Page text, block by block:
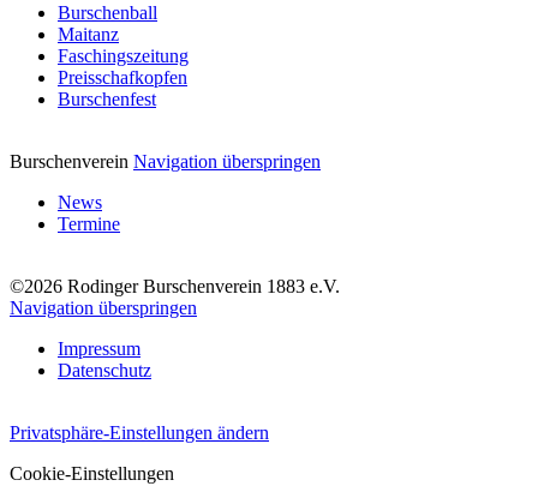
Burschenball
Maitanz
Faschingszeitung
Preisschafkopfen
Burschenfest
Burschenverein Navigation überspringen
News
Termine
©2026 Rodinger Burschenverein 1883 e.V.
Navigation überspringen
Impressum
Datenschutz
Privatsphäre-Einstellungen ändern
Cookie-Einstellungen